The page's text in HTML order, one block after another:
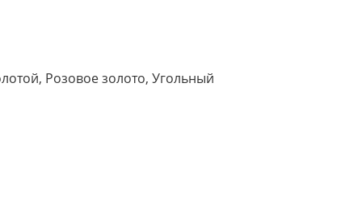
Розовое золото, Угольный